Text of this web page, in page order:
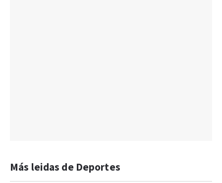
Más leidas de Deportes